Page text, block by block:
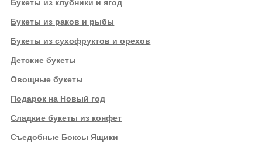
Букеты из клубники и ягод
Букеты из раков и рыбы
Букеты из сухофруктов и орехов
Детские букеты
Овощные букеты
Подарок на Новый год
Сладкие букеты из конфет
Съедобные Боксы Ящики